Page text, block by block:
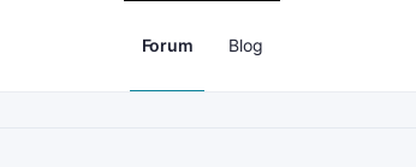
Forum Blog